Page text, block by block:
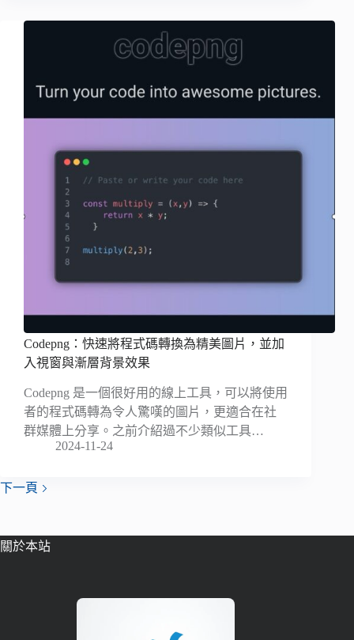
Codepng：快速將程式碼轉換為精美圖片，並加
入視窗與漸層背景效果
Codepng 是一個很好用的線上工具，可以將使用
者的程式碼轉為令人驚嘆的圖片，更適合在社
群媒體上分享。之前介紹過不少類似工具…
2024-11-24
下一頁
關於本站